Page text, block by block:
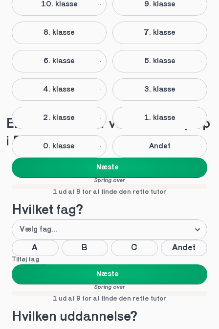
10. klasse 9. klasse
8. klasse 7. klasse
6. klasse 5. klasse
4. klasse 3. klasse
2. klasse 1. klasse
0. klasse Andet
Næste
Spring over
1 ud af 9 for at finde den rette tutor
Hvilket fag?
A B C Andet
Tilføj fag
Næste
Spring over
1 ud af 9 for at finde den rette tutor
Hvilken uddannelse?
Elever anbefaler vores lektiehjælp
i 5. klasse